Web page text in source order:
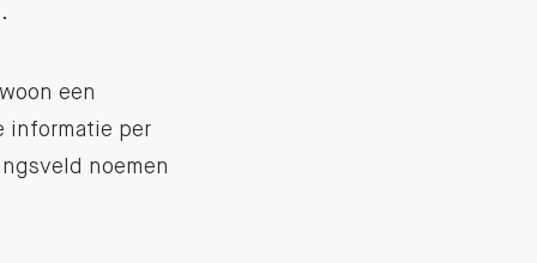
een
informatie per
noemen